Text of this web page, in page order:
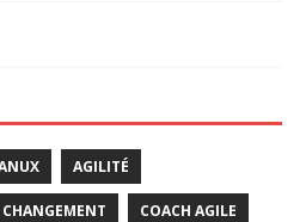
AGILITÉ
CHANGEMENT COACH AGILE